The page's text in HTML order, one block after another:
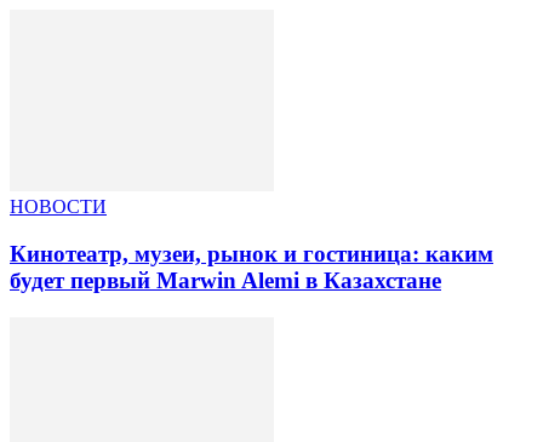
НОВОСТИ
Кинотеатр, музеи, рынок и гостиница: каким
будет первый Marwin Alemi в Казахстане